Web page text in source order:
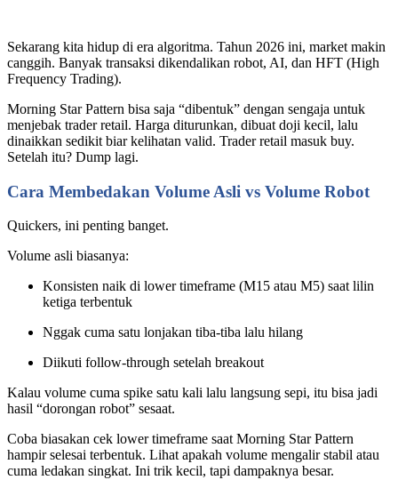
Sekarang kita hidup di era algoritma. Tahun 2026 ini, market makin
canggih. Banyak transaksi dikendalikan robot, AI, dan HFT (High
Frequency Trading).
Morning Star Pattern bisa saja “dibentuk” dengan sengaja untuk
menjebak trader retail. Harga diturunkan, dibuat doji kecil, lalu
dinaikkan sedikit biar kelihatan valid. Trader retail masuk buy.
Setelah itu? Dump lagi.
Cara Membedakan Volume Asli vs Volume Robot
Quickers, ini penting banget.
Volume asli biasanya:
Konsisten naik di lower timeframe (M15 atau M5) saat lilin
ketiga terbentuk
Nggak cuma satu lonjakan tiba-tiba lalu hilang
Diikuti follow-through setelah breakout
Kalau volume cuma spike satu kali lalu langsung sepi, itu bisa jadi
hasil “dorongan robot” sesaat.
Coba biasakan cek lower timeframe saat Morning Star Pattern
hampir selesai terbentuk. Lihat apakah volume mengalir stabil atau
cuma ledakan singkat. Ini trik kecil, tapi dampaknya besar.